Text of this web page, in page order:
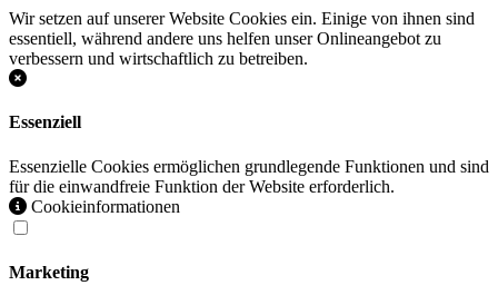
Wir setzen auf unserer Website Cookies ein. Einige von ihnen sind
essentiell, während andere uns helfen unser Onlineangebot zu
verbessern und wirtschaftlich zu betreiben.
Essenziell
Essenzielle Cookies ermöglichen grundlegende Funktionen und sind
für die einwandfreie Funktion der Website erforderlich.
Cookieinformationen
Marketing